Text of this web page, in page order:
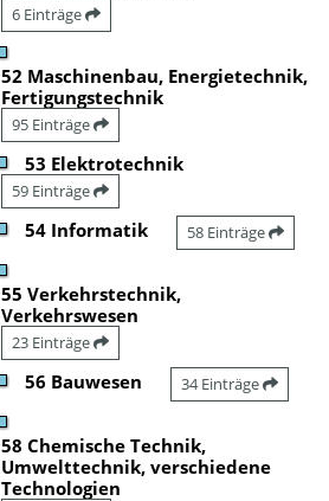
6 Einträge
52 Maschinenbau, Energietechnik,
Fertigungstechnik
95 Einträge
53 Elektrotechnik
59 Einträge
54 Informatik 58 Einträge
55 Verkehrstechnik,
Verkehrswesen
23 Einträge
56 Bauwesen 34 Einträge
58 Chemische Technik,
Umwelttechnik, verschiedene
Technologien